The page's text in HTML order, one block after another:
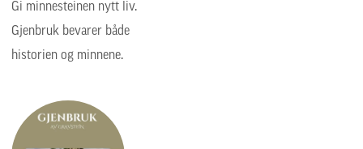
Gi minnesteinen nytt liv.
Gjenbruk bevarer både
historien og minnene.